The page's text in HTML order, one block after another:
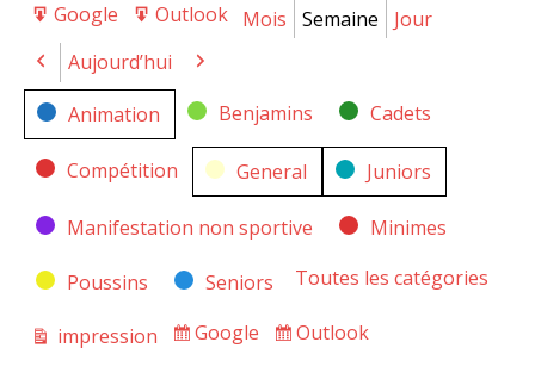
Export
for
Google
Export
Outlook Mois Semaine
Jour
Précédent
Aujourd’hui Suivant
Catégories
Animation Benjamins Cadets
Compétition General Juniors
Manifestation non sportive Minimes
Poussins Seniors Toutes les catégories
Vue
impression
Subscribe
Google
Subscribe
Outlook